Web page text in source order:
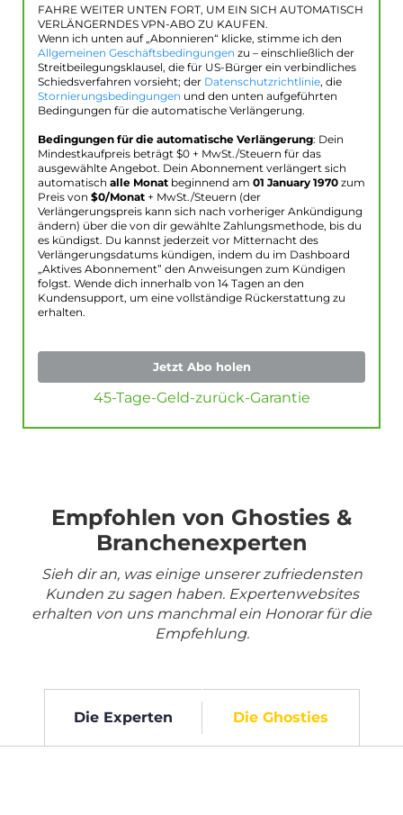
FAHRE WEITER UNTEN FORT, UM EIN SICH AUTOMATISCH
VERLÄNGERNDES VPN-ABO ZU KAUFEN.
Wenn ich unten auf „Abonnieren“ klicke, stimme ich den
Allgemeinen Geschäftsbedingungen zu – einschließlich der
Streitbeilegungsklausel, die für US-Bürger ein verbindliches
Schiedsverfahren vorsieht; der Datenschutzrichtlinie, die
Stornierungsbedingungen und den unten aufgeführten
Bedingungen für die automatische Verlängerung.
Bedingungen für die automatische Verlängerung: Dein
Mindestkaufpreis beträgt $0 + MwSt./Steuern für das
ausgewählte Angebot. Dein Abonnement verlängert sich
automatisch alle Monat beginnend am 01 January 1970 zum
Preis von $0/Monat + MwSt./Steuern (der
Verlängerungspreis kann sich nach vorheriger Ankündigung
ändern) über die von dir gewählte Zahlungsmethode, bis du
es kündigst. Du kannst jederzeit vor Mitternacht des
Verlängerungsdatums kündigen, indem du im Dashboard
„Aktives Abonnement” den Anweisungen zum Kündigen
folgst. Wende dich innerhalb von 14 Tagen an den
Kundensupport, um eine vollständige Rückerstattung zu
erhalten.
Jetzt Abo holen
45-Tage-Geld-zurück-Garantie
Empfohlen von Ghosties &
Branchenexperten
Sieh dir an, was einige unserer zufriedensten
Kunden zu sagen haben. Expertenwebsites
erhalten von uns manchmal ein Honorar für die
Empfehlung.
Die Experten Die Ghosties